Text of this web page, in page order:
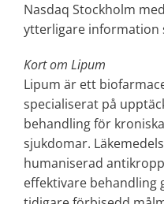
Nasdaq Stockholm
ytterligare information
Kort om Lipum
Lipum är ett
specialiserat på
behandling för
sjukdomar.
humaniserad
effektivare behandling